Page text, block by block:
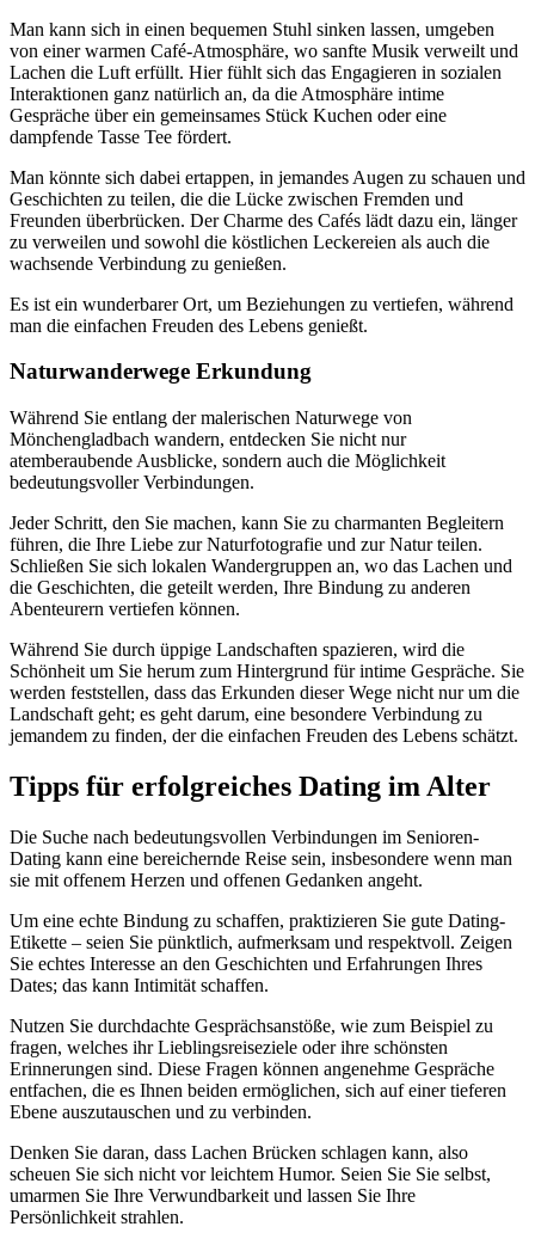
Man kann sich in einen bequemen Stuhl sinken lassen, umgeben
von einer warmen Café-Atmosphäre, wo sanfte Musik verweilt und
Lachen die Luft erfüllt. Hier fühlt sich das Engagieren in sozialen
Interaktionen ganz natürlich an, da die Atmosphäre intime
Gespräche über ein gemeinsames Stück Kuchen oder eine
dampfende Tasse Tee fördert.
Man könnte sich dabei ertappen, in jemandes Augen zu schauen und
Geschichten zu teilen, die die Lücke zwischen Fremden und
Freunden überbrücken. Der Charme des Cafés lädt dazu ein, länger
zu verweilen und sowohl die köstlichen Leckereien als auch die
wachsende Verbindung zu genießen.
Es ist ein wunderbarer Ort, um Beziehungen zu vertiefen, während
man die einfachen Freuden des Lebens genießt.
Naturwanderwege Erkundung
Während Sie entlang der malerischen Naturwege von
Mönchengladbach wandern, entdecken Sie nicht nur
atemberaubende Ausblicke, sondern auch die Möglichkeit
bedeutungsvoller Verbindungen.
Jeder Schritt, den Sie machen, kann Sie zu charmanten Begleitern
führen, die Ihre Liebe zur Naturfotografie und zur Natur teilen.
Schließen Sie sich lokalen Wandergruppen an, wo das Lachen und
die Geschichten, die geteilt werden, Ihre Bindung zu anderen
Abenteurern vertiefen können.
Während Sie durch üppige Landschaften spazieren, wird die
Schönheit um Sie herum zum Hintergrund für intime Gespräche. Sie
werden feststellen, dass das Erkunden dieser Wege nicht nur um die
Landschaft geht; es geht darum, eine besondere Verbindung zu
jemandem zu finden, der die einfachen Freuden des Lebens schätzt.
Tipps für erfolgreiches Dating im Alter
Die Suche nach bedeutungsvollen Verbindungen im Senioren-
Dating kann eine bereichernde Reise sein, insbesondere wenn man
sie mit offenem Herzen und offenen Gedanken angeht.
Um eine echte Bindung zu schaffen, praktizieren Sie gute Dating-
Etikette – seien Sie pünktlich, aufmerksam und respektvoll. Zeigen
Sie echtes Interesse an den Geschichten und Erfahrungen Ihres
Dates; das kann Intimität schaffen.
Nutzen Sie durchdachte Gesprächsanstöße, wie zum Beispiel zu
fragen, welches ihr Lieblingsreiseziele oder ihre schönsten
Erinnerungen sind. Diese Fragen können angenehme Gespräche
entfachen, die es Ihnen beiden ermöglichen, sich auf einer tieferen
Ebene auszutauschen und zu verbinden.
Denken Sie daran, dass Lachen Brücken schlagen kann, also
scheuen Sie sich nicht vor leichtem Humor. Seien Sie Sie selbst,
umarmen Sie Ihre Verwundbarkeit und lassen Sie Ihre
Persönlichkeit strahlen.